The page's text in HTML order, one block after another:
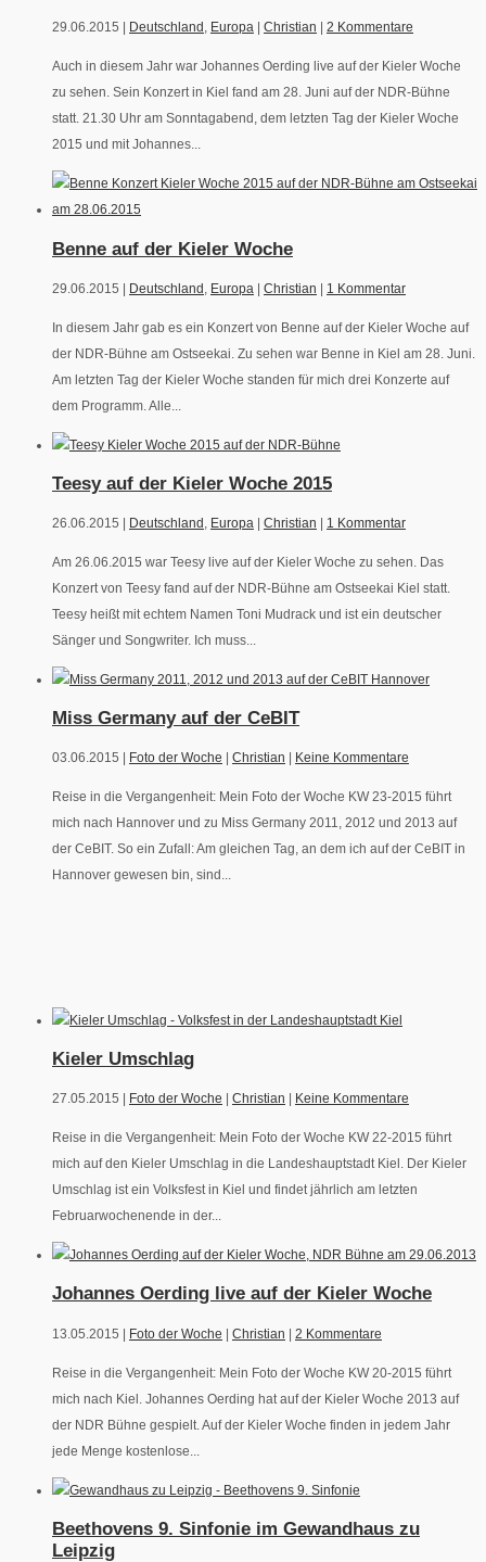
29.06.2015 | Deutschland , Europa Christian 2 Kommentare
Auch in diesem Jahr war Johannes Oerding live auf der Kieler Woche
zu sehen. Sein Konzert in Kiel fand am 28. Juni auf der NDR-Bühne
statt. 21.30 Uhr am Sonntagabend, dem letzten Tag der Kieler Woche
2015 und mit Johannes...
Benne auf der Kieler Woche
29.06.2015 | Deutschland Europa | Christian | 1 Kommentar
In diesem Jahr gab es ein Konzert von Benne auf der Kieler Woche auf
der NDR-Bühne am Ostseekai. Zu sehen war Benne in Kiel am 28. Juni.
Am letzten Tag der Kieler Woche standen für mich drei Konzerte auf
dem Programm. Alle...
Teesy auf der Kieler Woche 2015
26.06.2015 | Deutschland , Europa Christian 1 Kommentar
Am 26.06.2015 war Teesy live auf der Kieler Woche zu sehen. Das
Konzert von Teesy fand auf der NDR-Bühne am Ostseekai Kiel statt.
Teesy heißt mit echtem Namen Toni Mudrack und ist ein deutscher
Sänger und Songwriter. Ich muss...
Miss Germany auf der CeBIT
03.06.2015 | Foto der Woche Christian Keine Kommentare
Reise in die Vergangenheit: Mein Foto der Woche KW 23-2015 führt
mich nach Hannover und zu Miss Germany 2011, 2012 und 2013 auf
der CeBIT. So ein Zufall: Am gleichen Tag, an dem ich auf der CeBIT in
Hannover gewesen bin, sind...
Kieler Umschlag
27.05.2015 | Foto der Woche Christian Keine Kommentare
Reise in die Vergangenheit: Mein Foto der Woche KW 22-2015 führt
mich auf den Kieler Umschlag in die Landeshauptstadt Kiel. Der Kieler
Umschlag ist ein Volksfest in Kiel und findet jährlich am letzten
Februarwochenende in der...
Johannes Oerding live auf der Kieler Woche
13.05.2015 | Foto der Woche | Christian | 2 Kommentare
Reise in die Vergangenheit: Mein Foto der Woche KW 20-2015 führt
mich nach Kiel. Johannes Oerding hat auf der Kieler Woche 2013 auf
der NDR Bühne gespielt. Auf der Kieler Woche finden in jedem Jahr
jede Menge kostenlose...
Beethovens 9. Sinfonie im Gewandhaus zu
Leipzig